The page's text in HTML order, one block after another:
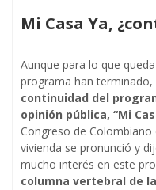
Mi Casa Ya,
Aunque para lo que
programa han terminado,
continuidad del
opinión pública, “Mi
Congreso de
vivienda se pronunció y
mucho interés en este
columna vertebral de